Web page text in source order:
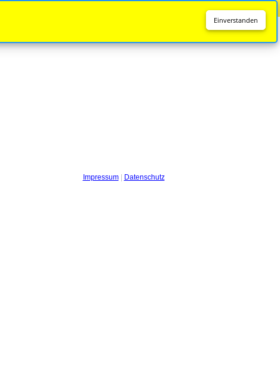
Impressum| Datenschutz
Einverstanden